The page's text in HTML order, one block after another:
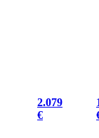
2.079
€